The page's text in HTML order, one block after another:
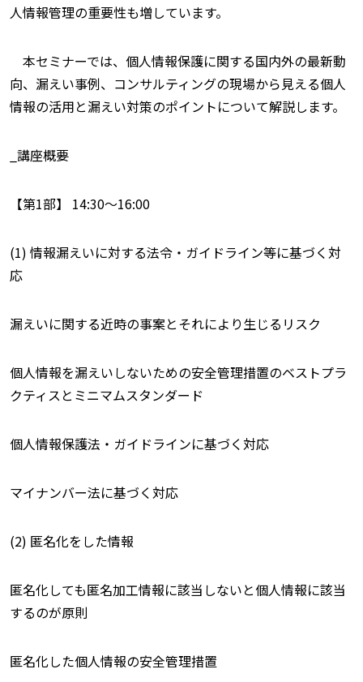
人情報管理の重要性も増しています。
本セミナーでは、個人情報保護に関する国内外の最新動
向、漏えい事例、コンサルティングの現場から見える個人
情報の活用と漏えい対策のポイントについて解説します。
_講座概要
【第1部】 14:30〜16:00
(1) 情報漏えいに対する法令・ガイドライン等に基づく対
応
漏えいに関する近時の事案とそれにより生じるリスク
個人情報を漏えいしないための安全管理措置のベストプラ
クティスとミニマムスタンダード
個人情報保護法・ガイドラインに基づく対応
マイナンバー法に基づく対応
(2) 匿名化をした情報
匿名化しても匿名加工情報に該当しないと個人情報に該当
するのが原則
匿名化した個人情報の安全管理措置